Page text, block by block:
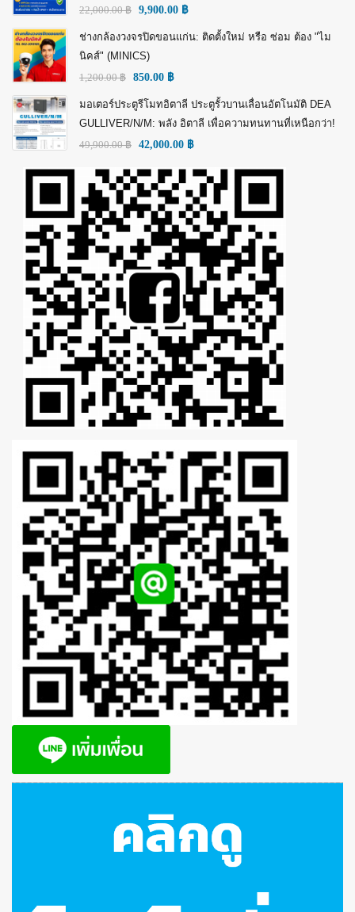
22,000.00฿ 9,900.00 ฿
ช่างกล้องวงจรปิดขอนแก่น: ติดตั้งใหม่ หรือ ซ่อม ต้อง "ไม
นิคส์" (MINICS)
1,200.00฿ 850.00 ฿
มอเตอร์ประตูรีโมทอิตาลี ประตูรั้วบานเลื่อนอัตโนมัติ DEA
GULLIVER/N/M: พลัง อิตาลี เพื่อความทนทานที่เหนือกว่า!
49,900.00฿ 42,000.00 ฿